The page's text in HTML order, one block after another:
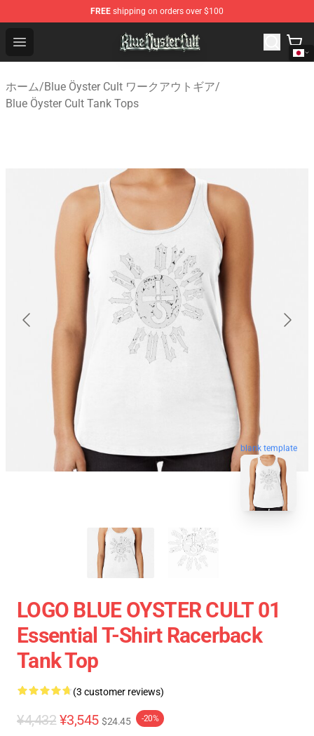
FREE shipping on orders over $100
Open menu
Blue Öyster Cult Store - Official Blue Öyster Cult
ホーム/Blue Öyster Cult ワークアウトギア/
Blue Öyster Cult Tank Tops
blank template
LOGO BLUE OYSTER CULT 01
Essential T-Shirt Racerback
Tank Top
(3 customer reviews)
¥4,432 ¥3,545 $24.45 -20%